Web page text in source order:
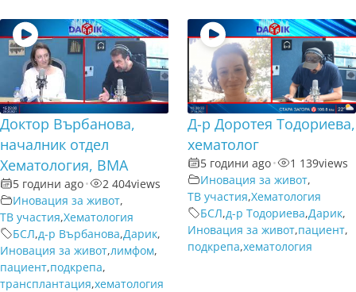
Доктор Върбанова,
началник отдел
Хематология, ВМА
5 години ago• 2 404views
Иновация за живот,
ТВ участия,Хематология
БСЛ,д-р Върбанова,Дарик,
Иновация за живот,лимфом,
пациент,подкрепа,
трансплантация,хематология
Д-р Доротея Тодориева,
хематолог
5 години ago• 1 139views
Иновация за живот,
ТВ участия,Хематология
БСЛ,д-р Тодориева,Дарик,
Иновация за живот,пациент,
подкрепа,хематология